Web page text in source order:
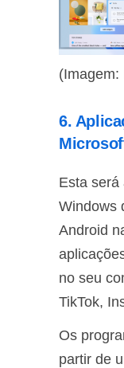
(Imagem:
6.
Esta será
Windows
Android
no seu
TikTok,
Os
partir de